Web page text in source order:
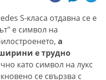
S-класа отдавна се е
е символ на
а
е трудно
като символ на лукс
се свързва с